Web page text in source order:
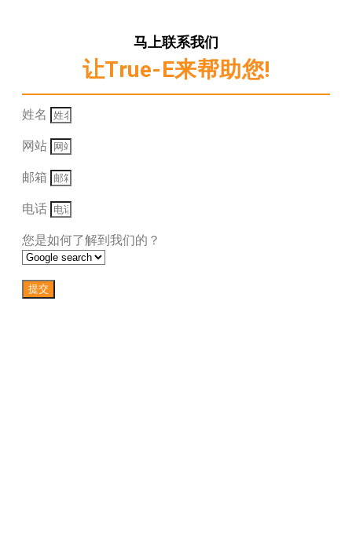
马上联系我们
让True-E来帮助您!
姓名
网站
邮箱
电话
您是如何了解到我们的？
提交